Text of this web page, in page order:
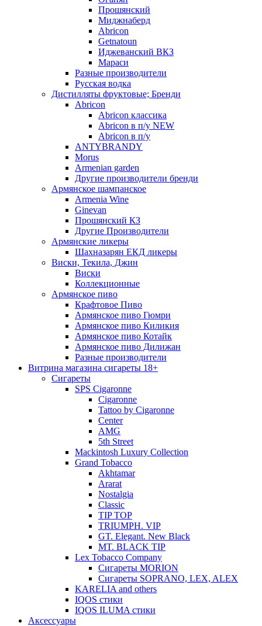
Прошянский
Миджнаберд
Abricon
Getnatoun
Иджеванский ВКЗ
Мараси
Разные производители
Русская водка
Дистилляты фруктовые; Бренди
Abricon
Abricon классика
Abricon в п/у NEW
Abricon в п/у
ANTYBRANDY
Morus
Armenian garden
Другие производители бренди
Армянское шампанское
Armenia Wine
Ginevan
Прошянский КЗ
Другие Производители
Армянские ликеры
Шахназарян ЕКД ликеры
Виски, Текила, Джин
Виски
Коллекционные
Армянское пиво
Крафтовое Пиво
Армянское пиво Гюмри
Армянское пиво Киликия
Армянское пиво Котайк
Армянское пиво Дилижан
Разные производители
Витрина магазина сигареты 18+
Cигареты
SPS Cigaronne
Сigaronne
Tattoo by Cigaronne
Center
AMG
5th Street
Mackintosh Luxury Collection
Grand Tobacco
Akhtamar
Ararat
Nostalgia
Classic
TIP TOP
TRIUMPH. VIP
GT. Elegant. New Black
MT. BLACK TIP
Lex Tobacco Company
Сигареты MORION
Сигареты SOPRANO, LEX, ALEX
KARELIA and others
IQOS стики
IQOS ILUMA стики
Аксессуары